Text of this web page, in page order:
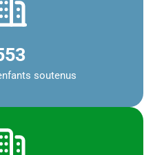
soutenus